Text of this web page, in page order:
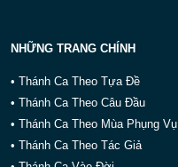
NHỮNG TRANG CHÍNH
• Thánh Ca Theo Tựa Đề
• Thánh Ca Theo Câu Đầu
• Thánh Ca Theo Mùa Phụng Vụ
• Thánh Ca Theo Tác Giả